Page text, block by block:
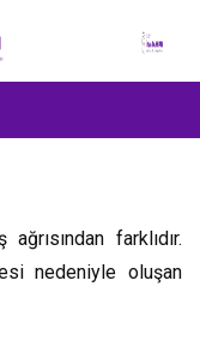
farklıdır.
nedeniyle oluşan